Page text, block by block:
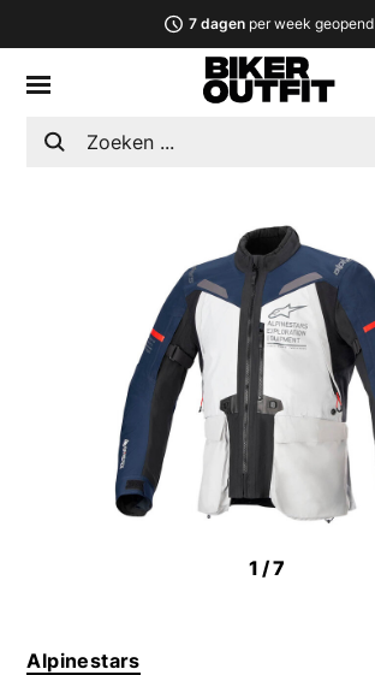
7 dagenper week geopend
1/7
Alpinestars